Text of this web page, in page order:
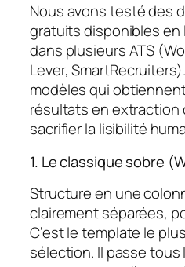
Nous avons testé des
gratuits disponibles en
dans plusieurs ATS
Lever,
modèles qui
résultats en extraction
sacrifier la lisibilité
1. Le classique sobre
Structure en une
clairement séparées,
C’est le template le
sélection. Il passe